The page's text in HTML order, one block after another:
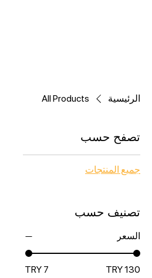
الرئيسية All Products
تصفح حسب
جميع المنتجات
تصنيف حسب
السعر